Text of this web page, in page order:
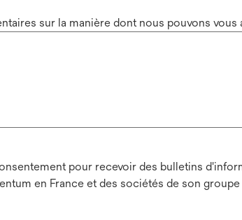
sur la manière dont nous pouvons vous
pour recevoir des bulletins
en France et des sociétés de son groupe